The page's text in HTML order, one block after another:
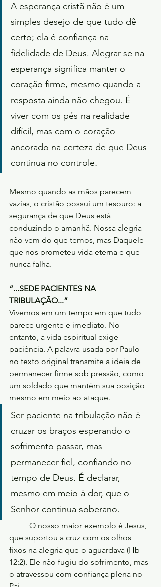
A esperança cristã não é um
simples desejo de que tudo dê
certo; ela é confiança na
fidelidade de Deus. Alegrar-se na
esperança significa manter o
coração firme, mesmo quando a
resposta ainda não chegou. É
viver com os pés na realidade
difícil, mas com o coração
ancorado na certeza de que Deus
continua no controle.
Mesmo quando as mãos parecem
vazias, o cristão possui um tesouro: a
segurança de que Deus está
conduzindo o amanhã. Nossa alegria
não vem do que temos, mas Daquele
que nos prometeu vida eterna e que
nunca falha.
“...SEDE PACIENTES NA
TRIBULAÇÃO...”
Vivemos em um tempo em que tudo
parece urgente e imediato. No
entanto, a vida espiritual exige
paciência. A palavra usada por Paulo
no texto original transmite a ideia de
permanecer firme sob pressão, como
um soldado que mantém sua posição
mesmo em meio ao ataque.
Ser paciente na tribulação não é
cruzar os braços esperando o
sofrimento passar, mas
permanecer fiel, confiando no
tempo de Deus. É declarar,
mesmo em meio à dor, que o
Senhor continua soberano.
que suportou a cruz com os olhos
fixos na alegria que o aguardava (Hb
12:2). Ele não fugiu do sofrimento, mas
o atravessou com confiança plena no